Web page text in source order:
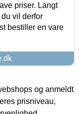
priser. Langt
vil derfor
bestiller en vare
og anmeldt
prisniveau,